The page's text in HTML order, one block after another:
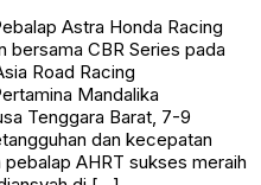
Astra Honda Racing
bersama CBR Series pada
Road Racing
Mandalika
Tenggara Barat, 7-9
dan kecepatan
AHRT sukses meraih